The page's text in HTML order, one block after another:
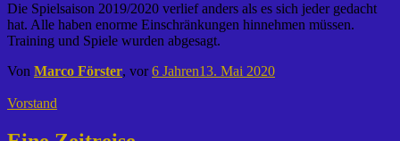
Die Spielsaison 2019/2020 verlief anders als es sich jeder gedacht
hat. Alle haben enorme Einschränkungen hinnehmen müssen.
Training und Spiele wurden abgesagt.
Von Marco Förster, vor6 Jahren13. Mai 2020
Vorstand